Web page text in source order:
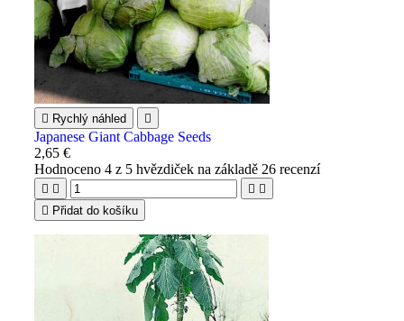
 Rychlý náhled 
Japanese Giant Cabbage Seeds
2,65 €
Hodnoceno4 z 5 hvězdiček na základě 26 recenzí
   
 Přidat do košíku